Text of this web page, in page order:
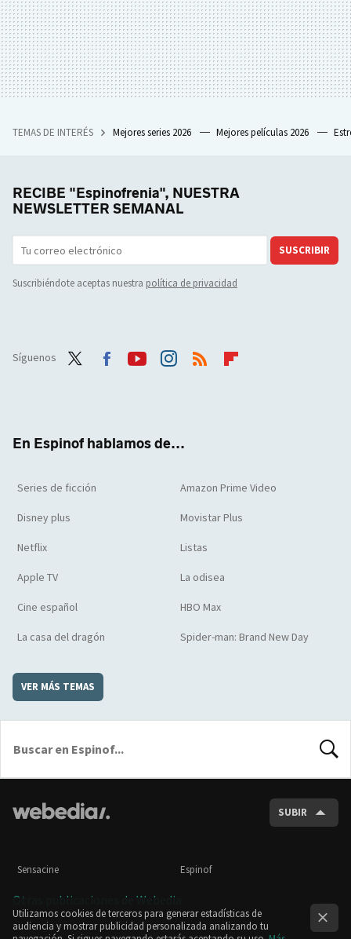
TEMAS DE INTERÉS Mejores series 2026 Mejores películas 2026
RECIBE "Espinofrenia", NUESTRA
NEWSLETTER SEMANAL
SUSCRIBIR
Suscribiéndote aceptas nuestra política de privacidad
Síguenos
En Espinof hablamos de...
Series de ficción Amazon Prime Video
Disney plus Movistar Plus
Netflix Listas
Apple TV La odisea
Cine español HBO Max
La casa del dragón Spider-man: Brand New Day
VER MÁS TEMAS
SUBIR
Sensacine Espinof
Otras publicaciones de Webedia
Utilizamos cookies de terceros para generar estadísticas de
audiencia y mostrar publicidad personalizada analizando tu